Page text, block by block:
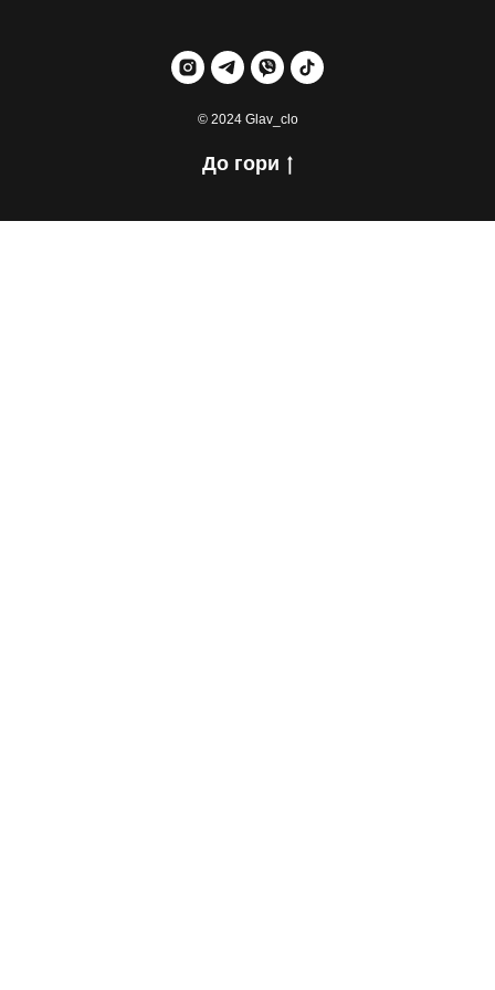
© 2024 Glav_clo
До гори